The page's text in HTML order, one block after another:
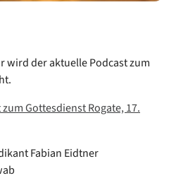
wird der aktuelle Podcast zum
Gottesdienst Rogate, 17.
Fabian Eidtner